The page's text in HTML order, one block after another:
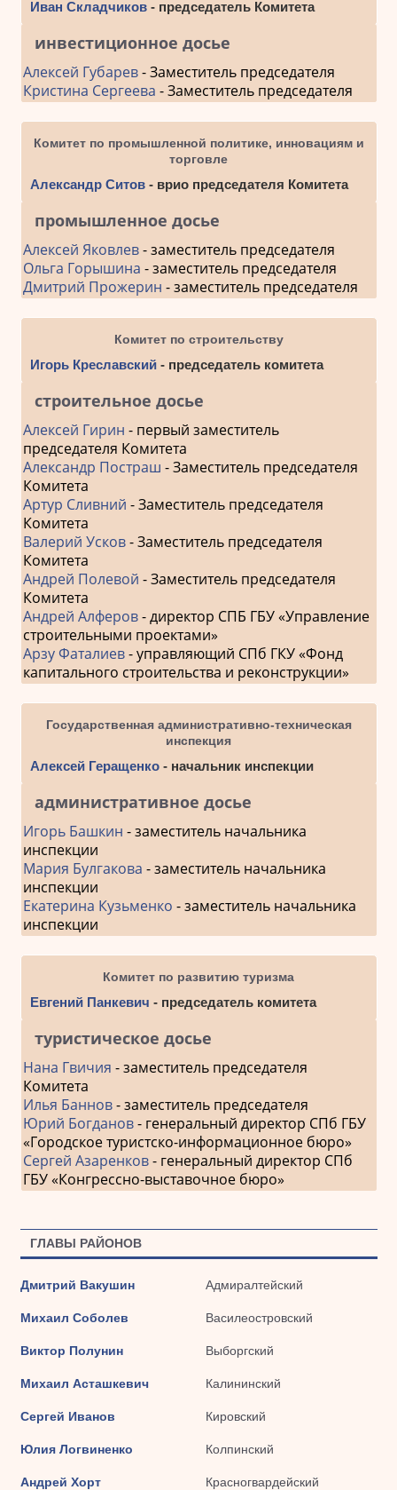
Иван Складчиков- председатель Комитета
инвестиционное досье
Алексей Губарев- Заместитель председателя
Кристина Сергеева - Заместитель председателя
Комитет по промышленной политике, инновациям и
торговле
Александр Ситов- врио председателя Комитета
промышленное досье
Алексей Яковлев- заместитель председателя
Ольга Горышина - заместитель председателя
Дмитрий Прожерин - заместитель председателя
Комитет по строительству
Игорь Креславский - председатель комитета
строительное досье
Алексей Гирин - первый заместитель
председателя Комитета
Александр Постраш - Заместитель председателя
Комитета
Артур Сливний - Заместитель председателя
Комитета
Валерий Усков- Заместитель председателя
Комитета
Андрей Полевой - Заместитель председателя
Комитета
Андрей Алферов- директор СПБ ГБУ «Управление
строительными проектами»
Арзу Фаталиев- управляющий СПб ГКУ «Фонд
капитального строительства и реконструкции»
Государственная административно-техническая
инспекция
Алексей Геращенко- начальник инспекции
административное досье
Игорь Башкин - заместитель начальника
инспекции
Мария Булгакова - заместитель начальника
инспекции
Екатерина Кузьменко - заместитель начальника
инспекции
Комитет по развитию туризма
Евгений Панкевич - председатель комитета
туристическое досье
Нана Гвичия - заместитель председателя
Комитета
Илья Баннов- заместитель председателя
Юрий Богданов- генеральный директор СПб ГБУ
«Городское туристско-информационное бюро»
Сергей Азаренков- генеральный директор СПб
ГБУ «Конгрессно-выставочное бюро»
ГЛАВЫ РАЙОНОВ
Дмитрий Вакушин Адмиралтейский
Михаил Соболев Василеостровский
Виктор Полунин Выборгский
Михаил Асташкевич Калининский
Сергей Иванов Кировский
Юлия Логвиненко Колпинский
Андрей Хорт Красногвардейский